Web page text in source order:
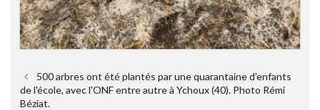
500 arbres ont été plantés par une quarantaine d'enfants
de l'école, avec l'ONF entre autre à Ychoux (40). Photo Rémi
Béziat.